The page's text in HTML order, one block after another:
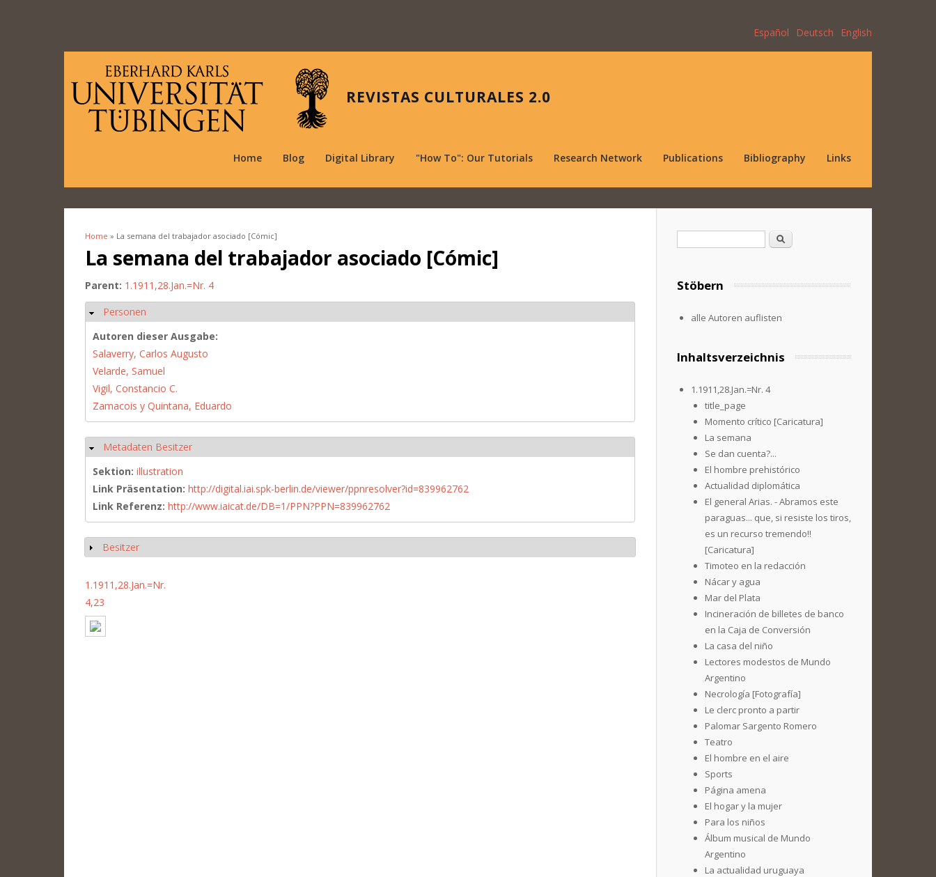
Español Deutsch English
REVISTAS CULTURALES 2.0
Home Blog Digital Library "How To": Our Tutorials Research Network Publications Bibliography Links
You are here
Home » La semana del trabajador asociado [Cómic]
La semana del trabajador asociado [Cómic]
Parent: 1.1911,28.Jan.=Nr. 4
Hide
Personen
Autoren dieser Ausgabe:
Salaverry, Carlos Augusto
Velarde, Samuel
Vigil, Constancio C.
Zamacois y Quintana, Eduardo
Hide
Metadaten Besitzer
Sektion: illustration
Link Präsentation: http://digital.iai.spk-berlin.de/viewer/ppnresolver?id=839962762
Link Referenz: http://www.iaicat.de/DB=1/PPN?PPN=839962762
Show
Besitzer
1.1911,28.Jan.=Nr.
4,23
Search
Stöbern
alle Autoren auflisten
Inhaltsverzeichnis
1.1911,28.Jan.=Nr. 4
title_page
Momento crítico [Caricatura]
La semana
Se dan cuenta?...
El hombre prehistórico
Actualidad diplomática
El general Arias. - Abramos este
paraguas... que, si resiste los tiros,
es un recurso tremendo!!
[Caricatura]
Timoteo en la redacción
Nácar y agua
Mar del Plata
Incineración de billetes de banco
en la Caja de Conversión
La casa del niño
Lectores modestos de Mundo
Argentino
Necrología [Fotografía]
Le clerc pronto a partir
Palomar Sargento Romero
Teatro
El hombre en el aire
Sports
Página amena
El hogar y la mujer
Para los niños
Álbum musical de Mundo
Argentino
La actualidad uruguaya